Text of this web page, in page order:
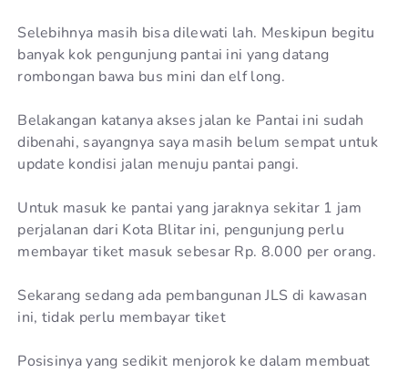
Selebihnya masih bisa dilewati lah. Meskipun begitu
banyak kok pengunjung pantai ini yang datang
rombongan bawa bus mini dan elf long.
Belakangan katanya akses jalan ke Pantai ini sudah
dibenahi, sayangnya saya masih belum sempat untuk
update kondisi jalan menuju pantai pangi.
Untuk masuk ke pantai yang jaraknya sekitar 1 jam
perjalanan dari Kota Blitar ini, pengunjung perlu
membayar tiket masuk sebesar Rp. 8.000 per orang.
Sekarang sedang ada pembangunan JLS di kawasan
ini, tidak perlu membayar tiket
Posisinya yang sedikit menjorok ke dalam membuat